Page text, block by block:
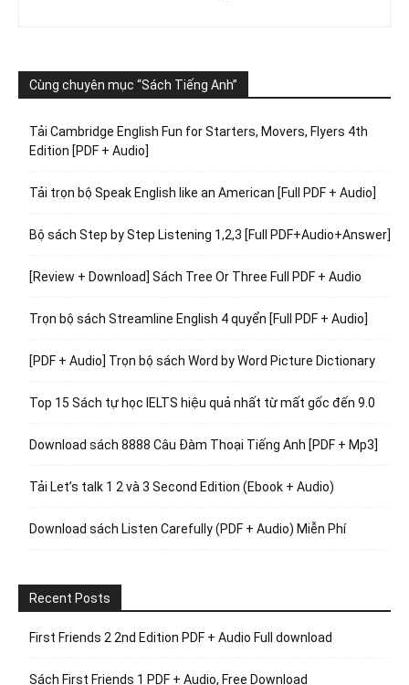
Cùng chuyên mục “Sách Tiếng Anh”
Tải Cambridge English Fun for Starters, Movers, Flyers 4th
Edition [PDF + Audio]
Tải trọn bộ Speak English like an American [Full PDF + Audio]
Bộ sách Step by Step Listening 1,2,3 [Full PDF+Audio+Answer]
[Review + Download] Sách Tree Or Three Full PDF + Audio
Trọn bộ sách Streamline English 4 quyển [Full PDF + Audio]
[PDF + Audio] Trọn bộ sách Word by Word Picture Dictionary
Top 15 Sách tự học IELTS hiệu quả nhất từ mất gốc đến 9.0
Download sách 8888 Câu Đàm Thoại Tiếng Anh [PDF + Mp3]
Tải Let’s talk 1 2 và 3 Second Edition (Ebook + Audio)
Download sách Listen Carefully (PDF + Audio) Miễn Phí
Recent Posts
First Friends 2 2nd Edition PDF + Audio Full download
Sách First Friends 1 PDF + Audio, Free Download